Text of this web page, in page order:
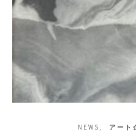
NEWS アート